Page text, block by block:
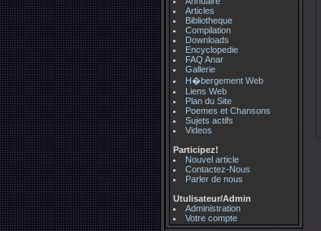
Articles
Bibliotheque
Compilation
Downloads
Encyclopedie
FAQ Anar
Gallerie
H�bergement Web
Liens Web
Plan du Site
Poemes et Chansons
Sujets actifs
Videos
Participez!
Nouvel article
Contactez-Nous
Parler de nous
Utulisateur/Admin
Administration
Votre compte